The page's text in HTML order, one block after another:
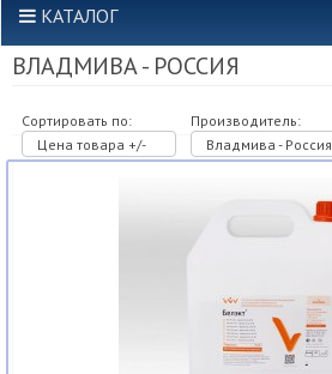
КАТАЛОГ
ВЛАДМИВА - РОССИЯ
Сортировать по:
Цена товара +/-
Производитель:
Владмива - Россия